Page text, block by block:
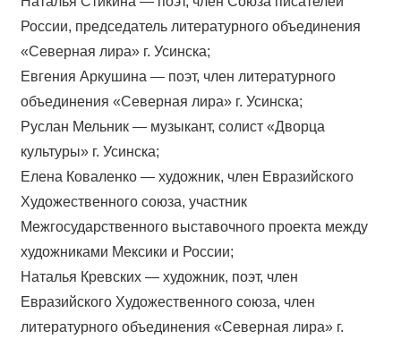
России, председатель литературного объединения
«Северная лира» г. Усинска;
Евгения Аркушина — поэт, член литературного
объединения «Северная лира» г. Усинска;
Руслан Мельник — музыкант, солист «Дворца
культуры» г. Усинска;
Елена Коваленко — художник, член Евразийского
Художественного союза, участник
Межгосударственного выставочного проекта между
художниками Мексики и России;
Наталья Кревских — художник, поэт, член
Евразийского Художественного союза, член
литературного объединения «Северная лира» г.